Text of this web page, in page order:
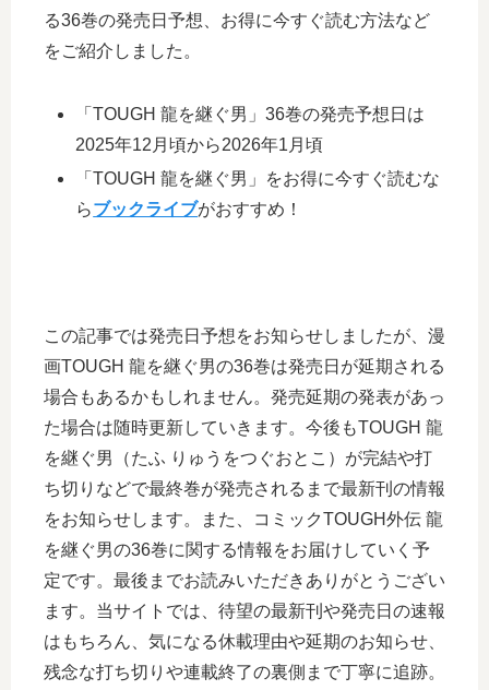
る36巻の発売日予想、お得に今すぐ読む方法など
をご紹介しました。
「TOUGH 龍を継ぐ男」36巻の発売予想日は
2025年12月頃から2026年1月頃
「TOUGH 龍を継ぐ男」をお得に今すぐ読むな
らブックライブがおすすめ！
この記事では発売日予想をお知らせしましたが、漫
画TOUGH 龍を継ぐ男の36巻は発売日が延期される
場合もあるかもしれません。発売延期の発表があっ
た場合は随時更新していきます。今後もTOUGH 龍
を継ぐ男（たふ りゅうをつぐおとこ）が完結や打
ち切りなどで最終巻が発売されるまで最新刊の情報
をお知らせします。また、コミックTOUGH外伝 龍
を継ぐ男の36巻に関する情報をお届けしていく予
定です。最後までお読みいただきありがとうござい
ます。当サイトでは、待望の最新刊や発売日の速報
はもちろん、気になる休載理由や延期のお知らせ、
残念な打ち切りや連載終了の裏側まで丁寧に追跡。